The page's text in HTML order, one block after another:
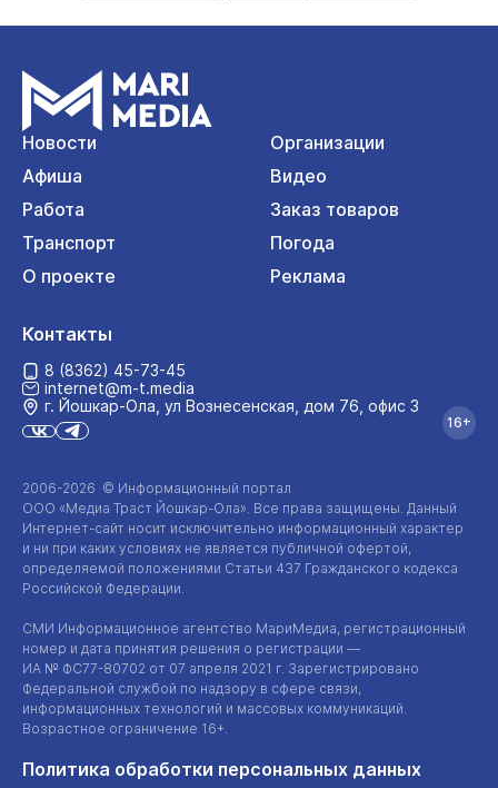
Новости
Организации
Афиша
Видео
Работа
Заказ товаров
Транспорт
Погода
О проекте
Реклама
2006-2026 © Информационный портал
ООО «Медиа Траст Йошкар-Ола». Все права защищены. Данный
Интернет-сайт носит исключительно информационный характер
и ни при каких условиях не является публичной офертой,
определяемой положениями Статьи 437 Гражданского кодекса
Российской Федерации.
СМИ Информационное агентство МариМедиа, регистрационный
номер и дата принятия решения о регистрации —
ИА № ФС77-80702 от 07 апреля 2021 г. Зарегистрировано
Федеральной службой по надзору в сфере связи,
информационных технологий и массовых коммуникаций.
Возрастное ограничение 16+.
Политика обработки персональных данных
Контакты
8 (8362) 45-73-45
internet@m-t.media
г. Йошкар‑Ола, ул Вознесенская, дом 76, офис 3
16+